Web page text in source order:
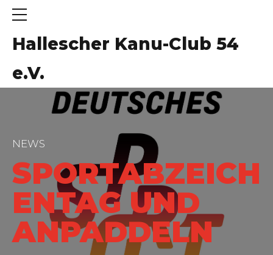
Hallescher Kanu-Club 54
e.V.
NEWS
SPORTABZEICH
ENTAG UND
ANPADDELN